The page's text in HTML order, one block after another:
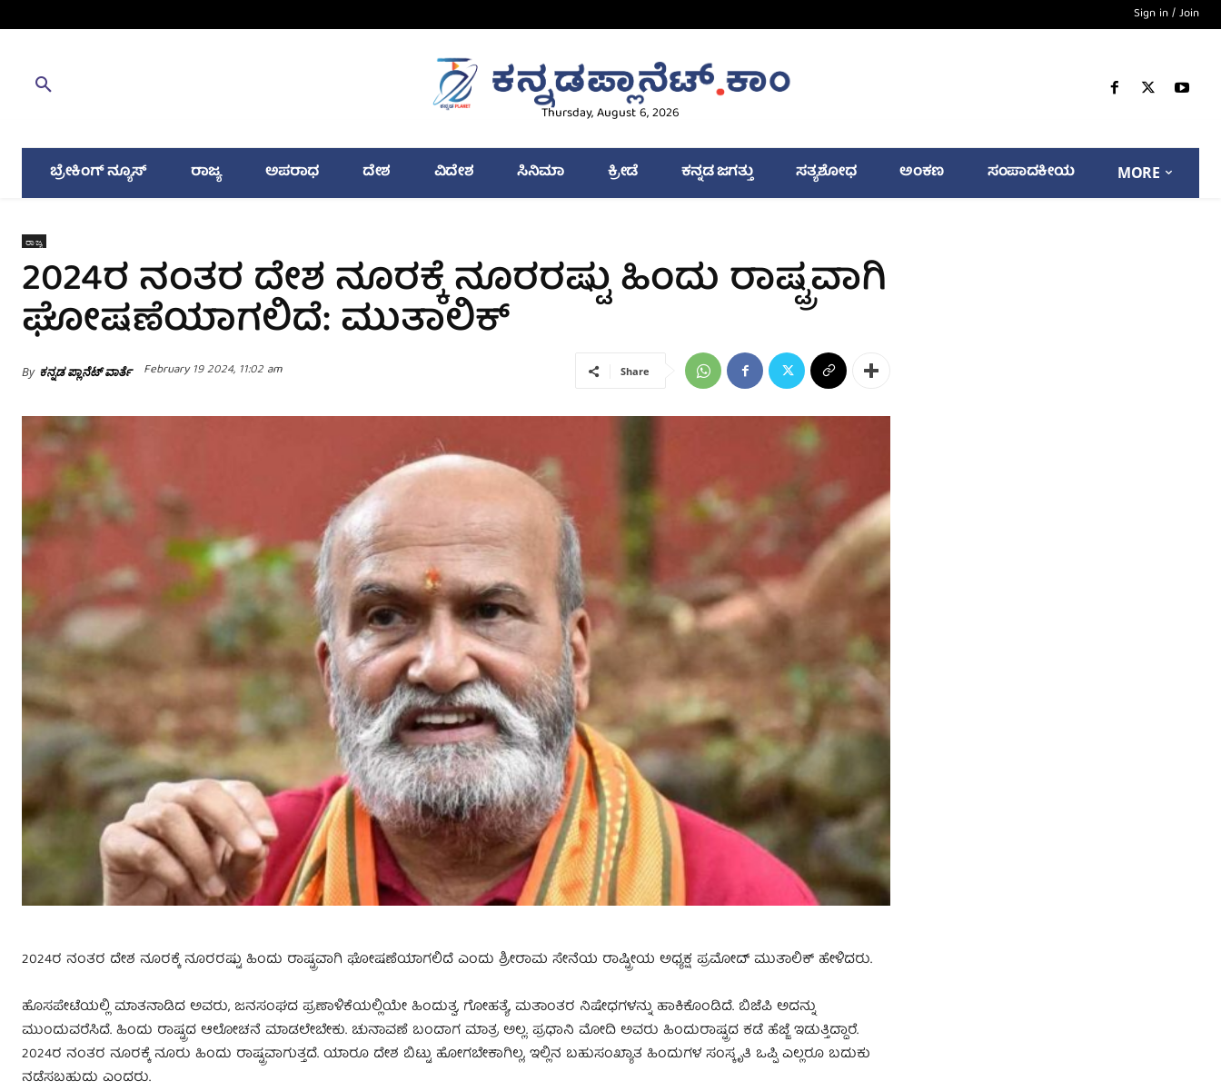
Sign in / Join
Thursday, August 6, 2026
ಬ್ರೇಕಿಂಗ್ ನ್ಯೂಸ್ ರಾಜ್ಯ ಅಪರಾಧ ದೇಶ ವಿದೇಶ ಸಿನಿಮಾ ಕ್ರೀಡೆ ಕನ್ನಡ ಜಗತ್ತು ಸತ್ಯಶೋಧ ಅಂಕಣ ಸಂಪಾದಕೀಯ MORE
ರಾಜ್ಯ
2024ರ‌ ನಂತರ ದೇಶ ನೂರಕ್ಕೆ ನೂರರಷ್ಟು ಹಿಂದು ರಾಷ್ಟ್ರವಾಗಿ
ಘೋಷಣೆಯಾಗಲಿದೆ: ಮುತಾಲಿಕ್
By ಕನ್ನಡ ಪ್ಲಾನೆಟ್ ವಾರ್ತೆ February 19 2024, 11:02 am Share
2024ರ‌ ನಂತರ ದೇಶ ನೂರಕ್ಕೆ ನೂರರಷ್ಟು ಹಿಂದು ರಾಷ್ಟ್ರವಾಗಿ ಘೋಷಣೆಯಾಗಲಿದೆ ಎಂದು ಶ್ರೀರಾಮ ಸೇನೆಯ ರಾಷ್ಟ್ರೀಯ ಅಧ್ಯಕ್ಷ ಪ್ರಮೋದ್ ಮುತಾಲಿಕ್ ಹೇಳಿದರು.
ಹೊಸಪೇಟೆಯಲ್ಲಿ ಮಾತನಾಡಿದ ಅವರು, ಜನಸಂಘದ ಪ್ರಣಾಳಿಕೆಯಲ್ಲಿಯೇ ಹಿಂದುತ್ವ, ಗೋಹತ್ಯೆ, ಮತಾಂತರ ನಿಷೇಧಗಳನ್ನು ಹಾಕಿಕೊಂಡಿದೆ. ಬಿಜೆಪಿ ಅದನ್ನು
ಮುಂದುವರೆಸಿದೆ. ಹಿಂದು ರಾಷ್ಟ್ರದ ಆಲೋಚನೆ ಮಾಡಲೇಬೇಕು. ಚುನಾವಣೆ ಬಂದಾಗ ಮಾತ್ರ ಅಲ್ಲ. ಪ್ರಧಾನಿ ‌ಮೋದಿ ಅವರು ಹಿಂದುರಾಷ್ಟ್ರದ ಕಡೆ ಹೆಜ್ಜೆ‌ ಇಡುತ್ತಿದ್ದಾರೆ.
2024ರ ನಂತರ ನೂರಕ್ಕೆ ನೂರು ಹಿಂದು ರಾಷ್ಟ್ರವಾಗುತ್ತದೆ. ಯಾರೂ ದೇಶ ಬಿಟ್ಟು ಹೋಗಬೇಕಾಗಿಲ್ಲ, ಇಲ್ಲಿನ ಬಹುಸಂಖ್ಯಾತ ಹಿಂದುಗಳ ಸಂಸ್ಕೃತಿ ಒಪ್ಪಿ ಎಲ್ಲರೂ ಬದುಕು
ನಡೆಸಬಹುದು ಎಂದರು.